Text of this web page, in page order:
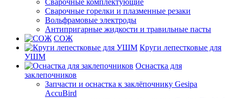
Сварочные комплектующие
Сварочные горелки и плазменные резаки
Вольфрамовые электроды
Антипригарные жидкости и травильные пасты
СОЖ
Круги лепестковые для
УШМ
Оснастка для
заклепочников
Запчасти и оснастка к заклёпочнику Gesipa
AccuBird